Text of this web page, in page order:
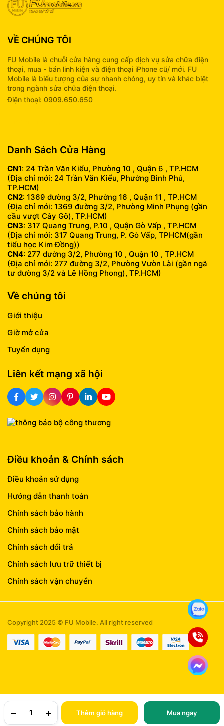
Thêm giỏ hàng Mua ngay
VỀ CHÚNG TÔI
FU Mobile là chuỗi cửa hàng cung cấp dịch vụ sửa chữa điện
thoại, mua - bán linh kiện và điện thoại iPhone cũ/ mới. FU
Mobile là biểu tượng của sự nhanh chóng, uy tín và khác biệt
trong ngành sửa chữa điện thoại.
Điện thoại: 0909.650.650
Danh Sách Cửa Hàng
CN1: 24 Trần Văn Kiểu, Phường 10 , Quận 6 , TP.HCM
(Địa chỉ mới: 24 Trần Văn Kiểu, Phường Bình Phú,
TP.HCM)
CN2: 1369 đường 3/2, Phường 16 , Quận 11 , TP.HCM
(Địa chỉ mới: 1369 đường 3/2, Phường Minh Phụng (gần
cầu vượt Cây Gõ), TP.HCM)
CN3: 317 Quang Trung, P.10 , Quận Gò Vấp , TP.HCM
(Địa chỉ mới: 317 Quang Trung, P. Gò Vấp, TPHCM(gần
tiểu học Kim Đồng))
CN4: 277 đường 3/2, Phường 10 , Quận 10 , TP.HCM
(Địa chỉ mới: 277 đường 3/2, Phường Vườn Lài (gần ngã
tư đường 3/2 và Lê Hồng Phong), TP.HCM)
Về chúng tôi
Giới thiệu
Giờ mở cửa
Tuyển dụng
Liên kết mạng xã hội
Điều khoản & Chính sách
Điều khoản sử dụng
Hướng dẫn thanh toán
Chính sách bảo hành
Chính sách bảo mật
Chính sách đổi trả
Chính sách lưu trữ thiết bị
Chính sách vận chuyển
Copyright 2025 © FU Mobile. All right reserved
TRANG CHỦ TÌM KIẾM YÊU THÍCH TÀI KHOẢN NGÀNH HÀNG